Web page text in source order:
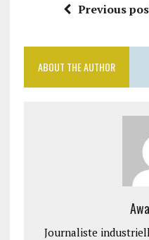
Previous
ABOUT THE AUTHOR
Journaliste